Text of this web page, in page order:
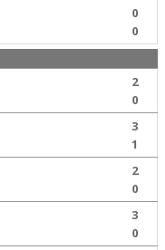
0
0
2
0
3
1
2
0
3
0